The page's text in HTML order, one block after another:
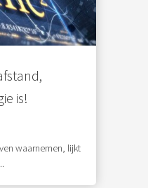
is!
waarnemen, lijkt